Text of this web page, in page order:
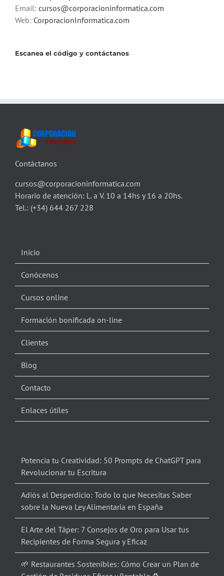
Email: cursos@corporacioninformatica.com
Web: CorporacionInformatica.com
Escanea el código y contáctanos
Contáctanos
cursos@corporacioninformatica.com
Horario de atención: L. a V. 10 a 14hs y 16 a 20hs.
Tel.: (+34) 644 267 228
Inicio
Conócenos
Cursos online
Formación bonificada on-line
Clientes
Blog
Contacto
Enlaces útiles
Potencia tu Creatividad: 50 Prompts de ChatGPT para
Revolucionar tu Escritura
Adiós al Desperdicio: Todo lo que Necesitas Saber
sobre la Nueva Ley Alimentaria en España
El Arte del Táper: 7 Consejos de Oro para Usar tus
Recipientes de Forma Segura y Eficaz
🌱 Restaurantes Sostenibles: Cómo Crear un Plan de